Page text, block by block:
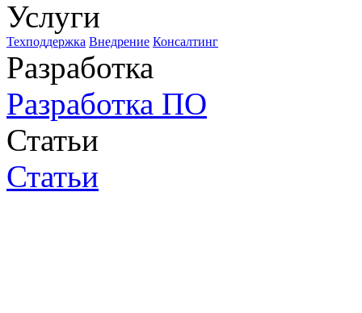
Услуги
Техподдержка Внедрение Консалтинг
Разработка
Разработка ПО
Статьи
Статьи